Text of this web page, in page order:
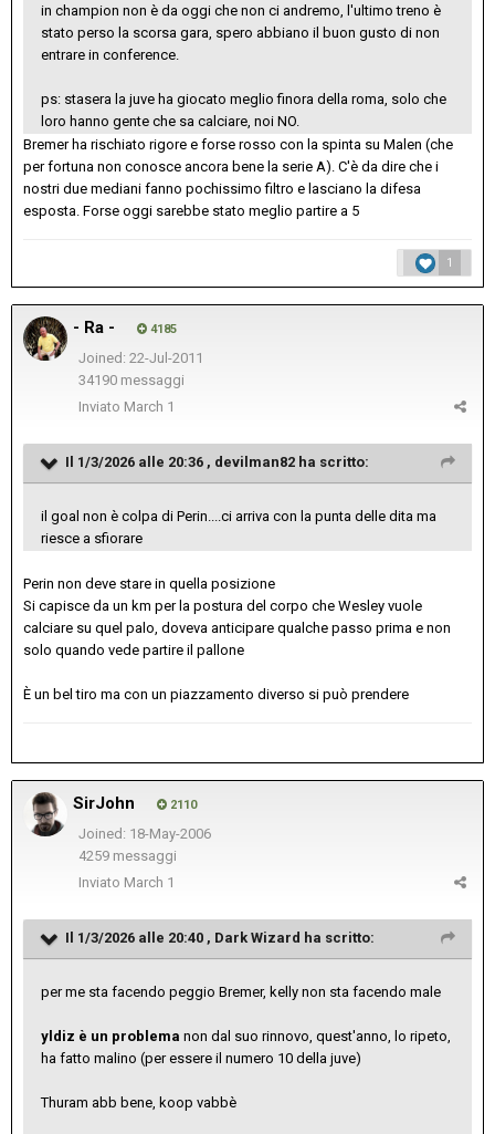
in champion non è da oggi che non ci andremo, l'ultimo treno è
stato perso la scorsa gara, spero abbiano il buon gusto di non
entrare in conference.
ps: stasera la juve ha giocato meglio finora della roma, solo che
loro hanno gente che sa calciare, noi NO.
Bremer ha rischiato rigore e forse rosso con la spinta su Malen (che
per fortuna non conosce ancora bene la serie A). C'è da dire che i
nostri due mediani fanno pochissimo filtro e lasciano la difesa
esposta. Forse oggi sarebbe stato meglio partire a 5
1
- Ra - 4185
Joined: 22-Jul-2011
34190 messaggi
Inviato March 1
Il 1/3/2026 alle 20:36 , devilman82 ha scritto:
il goal non è colpa di Perin....ci arriva con la punta delle dita ma
riesce a sfiorare
Perin non deve stare in quella posizione
Si capisce da un km per la postura del corpo che Wesley vuole
calciare su quel palo, doveva anticipare qualche passo prima e non
solo quando vede partire il pallone
È un bel tiro ma con un piazzamento diverso si può prendere
SirJohn 2110
Joined: 18-May-2006
4259 messaggi
Inviato March 1
Il 1/3/2026 alle 20:40 , Dark Wizard ha scritto:
per me sta facendo peggio Bremer, kelly non sta facendo male
yldiz è un problema non dal suo rinnovo, quest'anno, lo ripeto,
ha fatto malino (per essere il numero 10 della juve)
Thuram abb bene, koop vabbè